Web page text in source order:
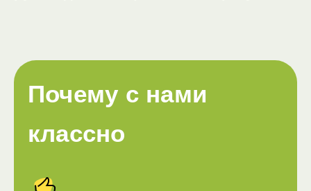
Почему с нами
классно